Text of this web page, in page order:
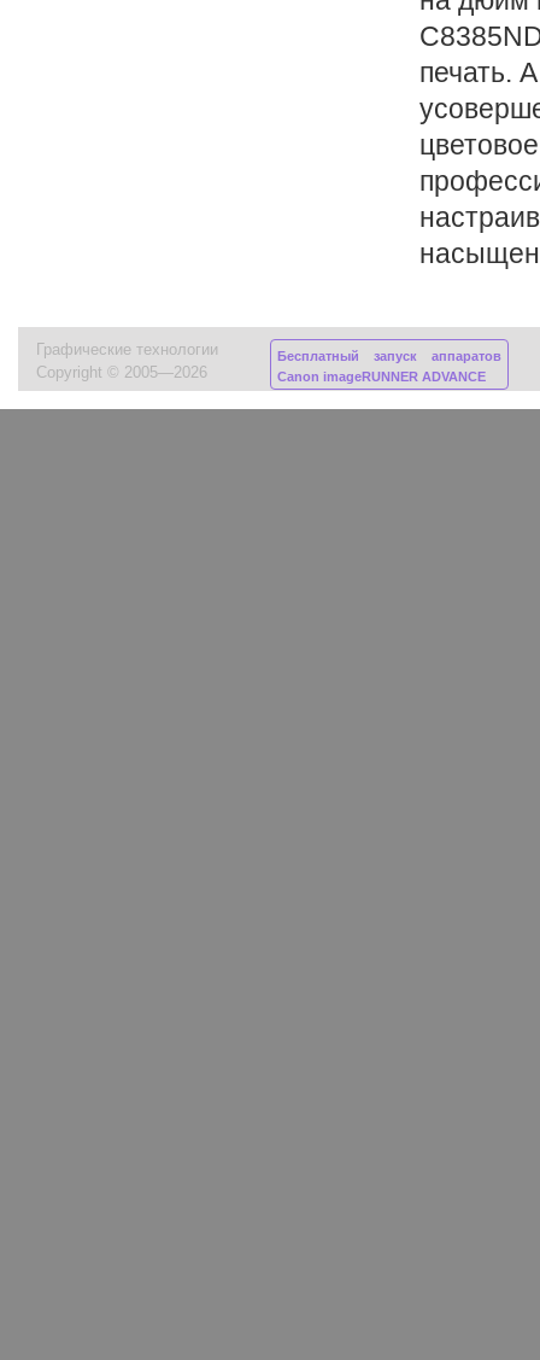
печать.
Графические технологии
Copyright © 2005—2026
Бесплатный запуск аппаратов
Canon imageRUNNER ADVANCE